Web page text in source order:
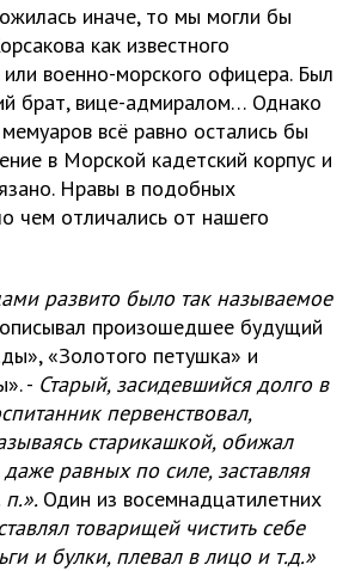
иначе, то мы могли бы
как известного
военно-морского офицера. Был
брат, вице-адмиралом… Однако
всё равно остались бы
в Морской кадетский корпус и
Нравы в подобных
чем отличались от нашего
развито было так называемое
произошедшее будущий
«Золотого петушка» и
- Старый, засидевшийся долго в
первенствовал,
старикашкой, обижал
равных по силе, заставляя
п.». Один из восемнадцатилетних
товарищей чистить себе
и булки, плевал в лицо и т.д.»